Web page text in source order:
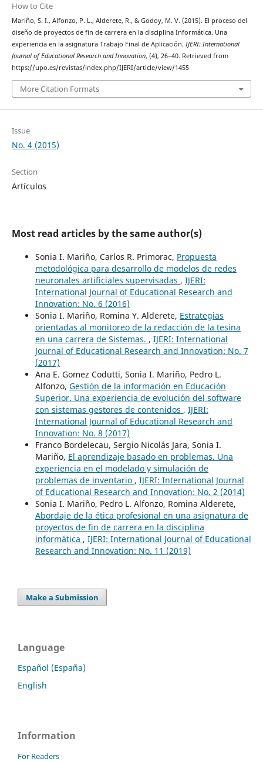
How to Cite
Mariño, S. I., Alfonzo, P. L., Alderete, R., & Godoy, M. V. (2015). El proceso del
diseño de proyectos de fin de carrera en la disciplina Informática. Una
experiencia en la asignatura Trabajo Final de Aplicación. IJERI: International
Journal of Educational Research and Innovation, (4), 26–40. Retrieved from
https://upo.es/revistas/index.php/IJERI/article/view/1455
More Citation Formats
Issue
No. 4 (2015)
Section
Artículos
Most read articles by the same author(s)
Sonia I. Mariño, Carlos R. Primorac, Propuesta
metodológica para desarrollo de modelos de redes
neuronales artificiales supervisadas , IJERI:
International Journal of Educational Research and
Innovation: No. 6 (2016)
Sonia I. Mariño, Romina Y. Alderete, Estrategias
orientadas al monitoreo de la redacción de la tesina
en una carrera de Sistemas. , IJERI: International
Journal of Educational Research and Innovation: No. 7
(2017)
Ana E. Gomez Codutti, Sonia I. Mariño, Pedro L.
Alfonzo, Gestión de la información en Educación
Superior. Una experiencia de evolución del software
con sistemas gestores de contenidos , IJERI:
International Journal of Educational Research and
Innovation: No. 8 (2017)
Franco Bordelecau, Sergio Nicolás Jara, Sonia I.
Mariño, El aprendizaje basado en problemas. Una
experiencia en el modelado y simulación de
problemas de inventario , IJERI: International Journal
of Educational Research and Innovation: No. 2 (2014)
Sonia I. Mariño, Pedro L. Alfonzo, Romina Alderete,
Abordaje de la ética profesional en una asignatura de
proyectos de fin de carrera en la disciplina
informática , IJERI: International Journal of Educational
Research and Innovation: No. 11 (2019)
Make a Submission
Language
Español (España)
English
Information
For Readers